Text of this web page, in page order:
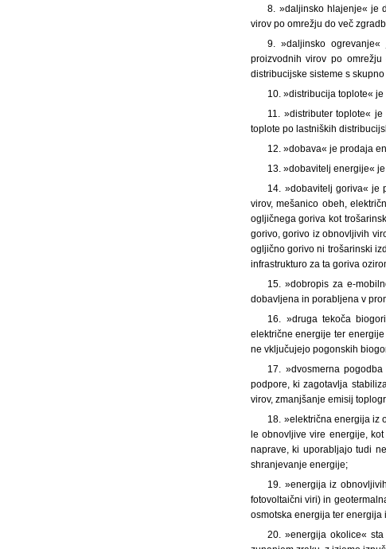
8. »daljinsko hlajenje« je
virov po omrežju do več
9. »daljinsko
proizvodnih virov po
distribucijske sisteme s
10. »distribucija toplote«
11. »distributer toplote«
toplote po lastniških
12. »dobava« je prodaja
13. »dobavitelj energije«
14. »dobavitelj goriva« je
virov, mešanico obeh,
ogljičnega goriva kot
gorivo, gorivo iz obnovljivih
ogljično gorivo ni trošarinski
infrastrukturo za ta goriva
15. »dobropis za e-
dobavljena in porabljena v
16. »druga tekoča
električne energije ter
ne vključujejo pogonskih
17. »dvosmerna
podpore, ki zagotavlja
virov, zmanjšanje emisij
18. »električna energija iz
le obnovljive vire energije,
naprave, ki uporabljajo tudi
shranjevanje energije;
19. »energija iz
fotovoltaični viri) in
osmotska energija ter
20. »energija okolice«